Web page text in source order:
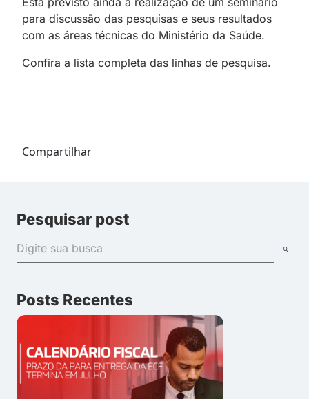
para discussão das pesquisas e seus resultados
com as áreas técnicas do Ministério da Saúde.
Confira a lista completa das linhas de pesquisa.
Compartilhar
Pesquisar post
Posts Recentes